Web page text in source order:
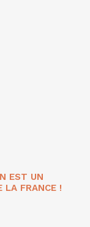
EST UN
LA FRANCE !